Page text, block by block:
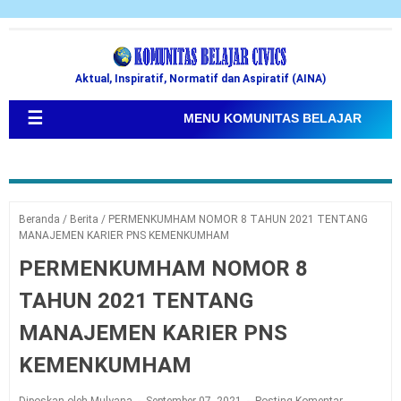
Aktual, Inspiratif, Normatif dan Aspiratif (AINA)
☰ MENU KOMUNITAS BELAJAR
Beranda / Berita / PERMENKUMHAM NOMOR 8 TAHUN 2021 TENTANG
MANAJEMEN KARIER PNS KEMENKUMHAM
PERMENKUMHAM NOMOR 8
TAHUN 2021 TENTANG
MANAJEMEN KARIER PNS
KEMENKUMHAM